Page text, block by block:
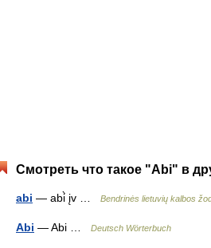
Смотреть что такое "Abi" в
abi — abi̇̀ įv … Bendrinės lietuvių kalbos
Abi — Abi … Deutsch Wörterbuch